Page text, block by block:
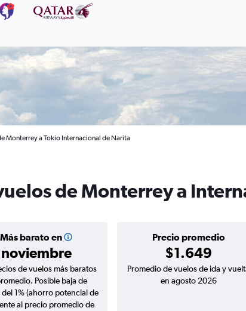
Monterrey a Tokio Internacional de Narita
de Monterrey a
Más barato en
noviembre
Precio promedio
$1.649
de vuelos más baratos
Posible baja de
1% (ahorro potencial de
al precio promedio de
Promedio de vuelos de ida y
en agosto 2026